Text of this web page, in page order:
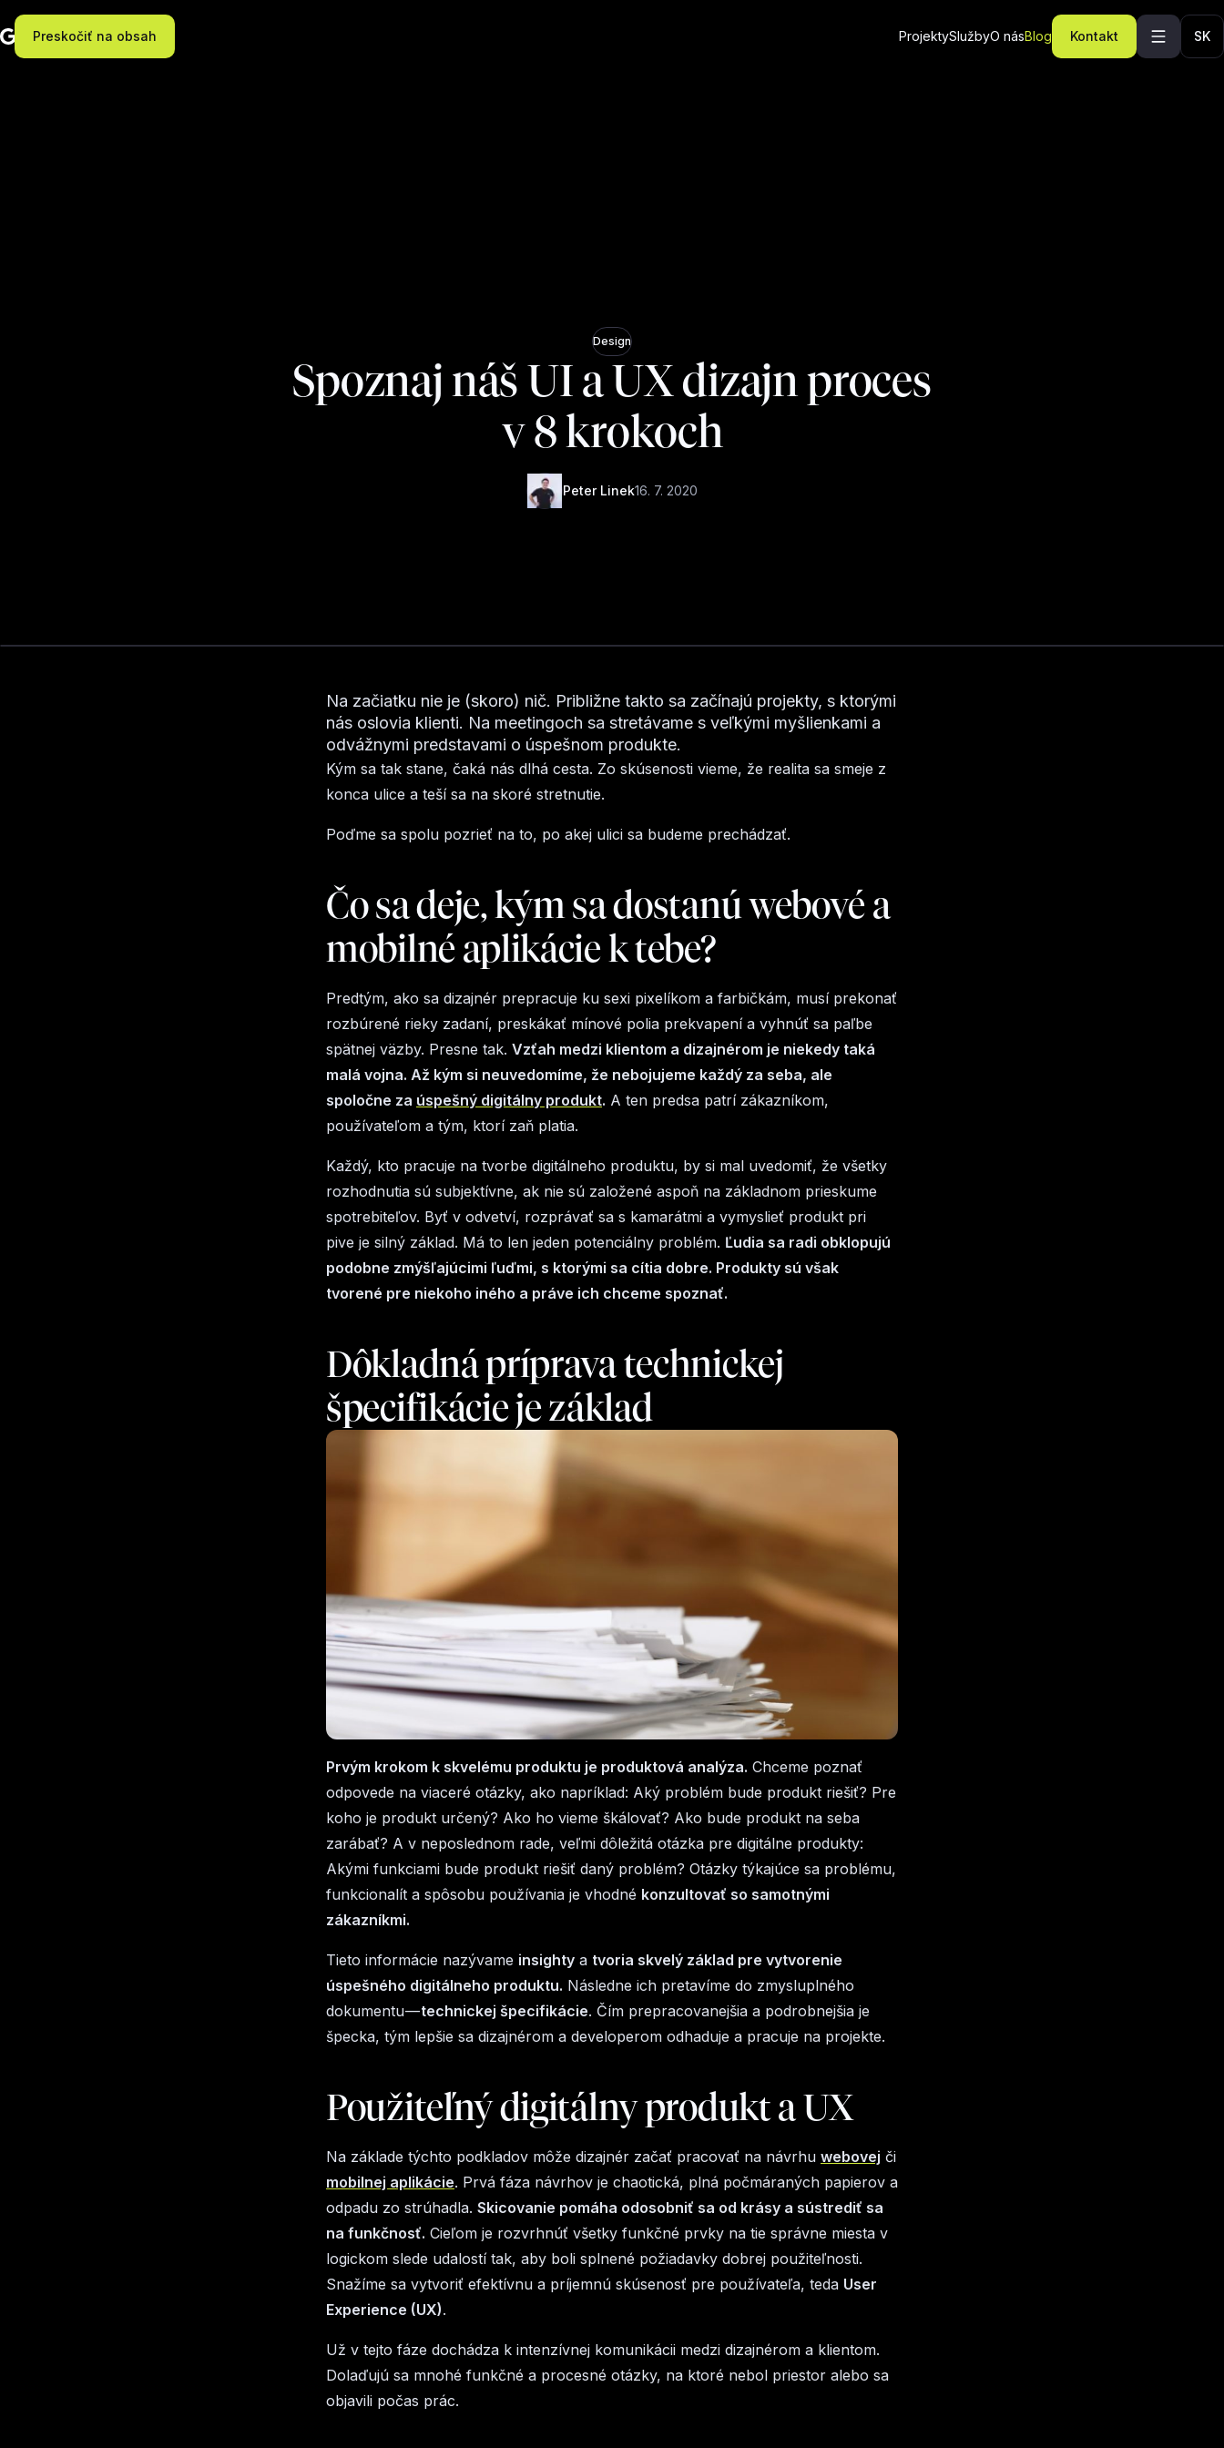
Preskočiť na obsah ProjektySlužbyO násBlog Kontakt SK
Design
Spoznaj náš UI a UX dizajn proces
v 8 krokoch
Peter Linek16. 7. 2020
Na začiatku nie je (skoro) nič. Približne takto sa začínajú projekty, s ktorými
nás oslovia klienti. Na meetingoch sa stretávame s veľkými myšlienkami a
odvážnymi predstavami o úspešnom produkte.
Kým sa tak stane, čaká nás dlhá cesta. Zo skúsenosti vieme, že realita sa smeje z
konca ulice a teší sa na skoré stretnutie.
Poďme sa spolu pozrieť na to, po akej ulici sa budeme prechádzať.
Čo sa deje, kým sa dostanú webové a
mobilné aplikácie k tebe?
Predtým, ako sa dizajnér prepracuje ku sexi pixelíkom a farbičkám, musí prekonať
rozbúrené rieky zadaní, preskákať mínové polia prekvapení a vyhnúť sa paľbe
spätnej väzby. Presne tak. Vzťah medzi klientom a dizajnérom je niekedy taká
malá vojna. Až kým si neuvedomíme, že nebojujeme každý za seba, ale
spoločne za úspešný digitálny produkt. A ten predsa patrí zákazníkom,
používateľom a tým, ktorí zaň platia.
Každý, kto pracuje na tvorbe digitálneho produktu, by si mal uvedomiť, že všetky
rozhodnutia sú subjektívne, ak nie sú založené aspoň na základnom prieskume
spotrebiteľov. Byť v odvetví, rozprávať sa s kamarátmi a vymyslieť produkt pri
pive je silný základ. Má to len jeden potenciálny problém. Ľudia sa radi obklopujú
podobne zmýšľajúcimi ľuďmi, s ktorými sa cítia dobre. Produkty sú však
tvorené pre niekoho iného a práve ich chceme spoznať.
Dôkladná príprava technickej
špecifikácie je základ
Prvým krokom k skvelému produktu je produktová analýza. Chceme poznať
odpovede na viaceré otázky, ako napríklad: Aký problém bude produkt riešiť? Pre
koho je produkt určený? Ako ho vieme škálovať? Ako bude produkt na seba
zarábať? A v neposlednom rade, veľmi dôležitá otázka pre digitálne produkty:
Akými funkciami bude produkt riešiť daný problém? Otázky týkajúce sa problému,
funkcionalít a spôsobu používania je vhodné konzultovať so samotnými
zákazníkmi.
Tieto informácie nazývame insighty a tvoria skvelý základ pre vytvorenie
úspešného digitálneho produktu. Následne ich pretavíme do zmysluplného
dokumentu —technickej špecifikácie. Čím prepracovanejšia a podrobnejšia je
špecka, tým lepšie sa dizajnérom a developerom odhaduje a pracuje na projekte.
Použiteľný digitálny produkt a UX
Na základe týchto podkladov môže dizajnér začať pracovať na návrhu webovej či
mobilnej aplikácie. Prvá fáza návrhov je chaotická, plná počmáraných papierov a
odpadu zo strúhadla. Skicovanie pomáha odosobniť sa od krásy a sústrediť sa
na funkčnosť. Cieľom je rozvrhnúť všetky funkčné prvky na tie správne miesta v
logickom slede udalostí tak, aby boli splnené požiadavky dobrej použiteľnosti.
Snažíme sa vytvoriť efektívnu a príjemnú skúsenosť pre používateľa, teda User
Experience (UX).
Už v tejto fáze dochádza k intenzívnej komunikácii medzi dizajnérom a klientom.
Dolaďujú sa mnohé funkčné a procesné otázky, na ktoré nebol priestor alebo sa
objavili počas prác.